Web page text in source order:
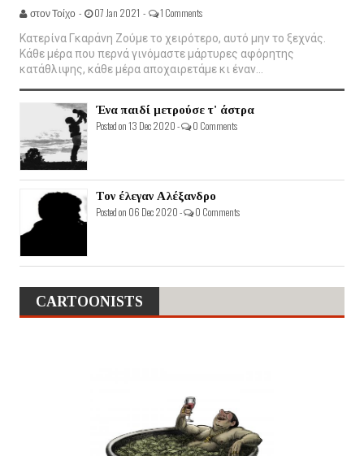
στον Τοίχο - 07 Jan 2021 - 1 Comments
Κατερίνα Γκαράνη Ζούμε το χειρότερο, αυτό μην το ξεχνάς.
Κάθε μέρα που περνά γινόμαστε μάρτυρες αφόρητης
κατάθλιψης, κάθε μέρα αποχαιρετάμε κι έναν...
Ένα παιδί μετρούσε τ' άστρα
Posted on 13 Dec 2020 - 0 Comments
Τον έλεγαν Αλέξανδρο
Posted on 06 Dec 2020 - 0 Comments
CARTOONISTS